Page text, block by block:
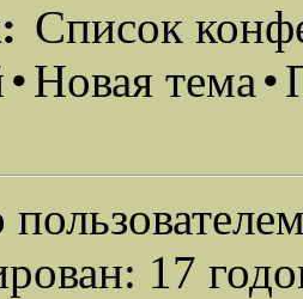
Список
•Новая тема•
17